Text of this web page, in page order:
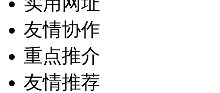
友情协作
重点推介
友情推荐